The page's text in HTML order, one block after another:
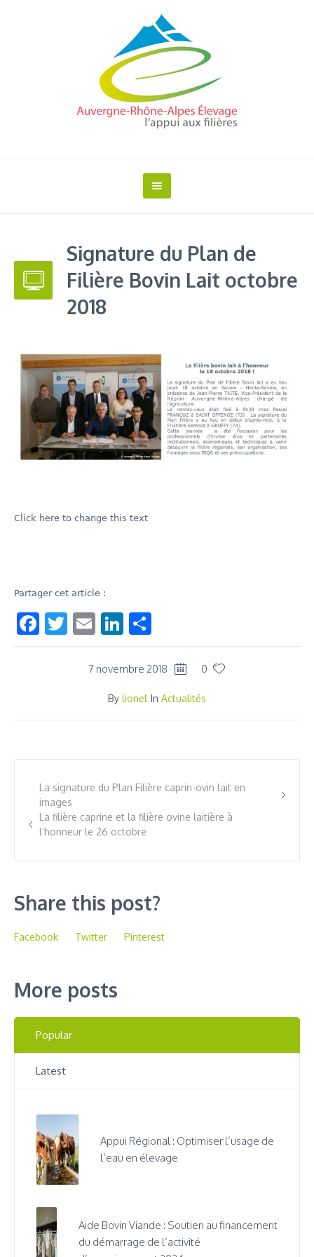
Signature du Plan de
Filière Bovin Lait octobre
2018
Click here to change this text
Partager cet article :
Facebook
Twitter
EmailLinkedIn
7 novembre 2018 0
By lionel In Actualités
La signature du Plan Filière caprin-ovin lait en
images
La filière caprine et la filière ovine laitière à
l’honneur le 26 octobre
Share this post?
Facebook Twitter Pinterest
More posts
Popular
Latest
Appui Régional : Optimiser l’usage de
l’eau en élevage
Aide Bovin Viande : Soutien au financement
du démarrage de l’activité